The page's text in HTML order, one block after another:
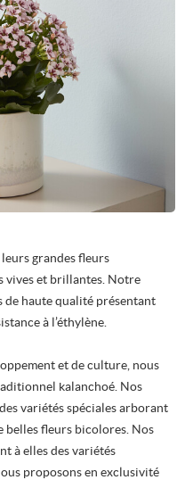
grandes fleurs
vives et brillantes. Notre
haute qualité présentant
à l’éthylène.
et de culture, nous
kalanchoé. Nos
variétés spéciales arborant
belles fleurs bicolores. Nos
à elles des variétés
proposons en exclusivité